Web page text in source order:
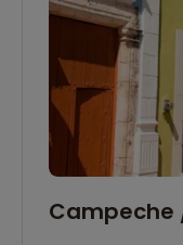
Campeche